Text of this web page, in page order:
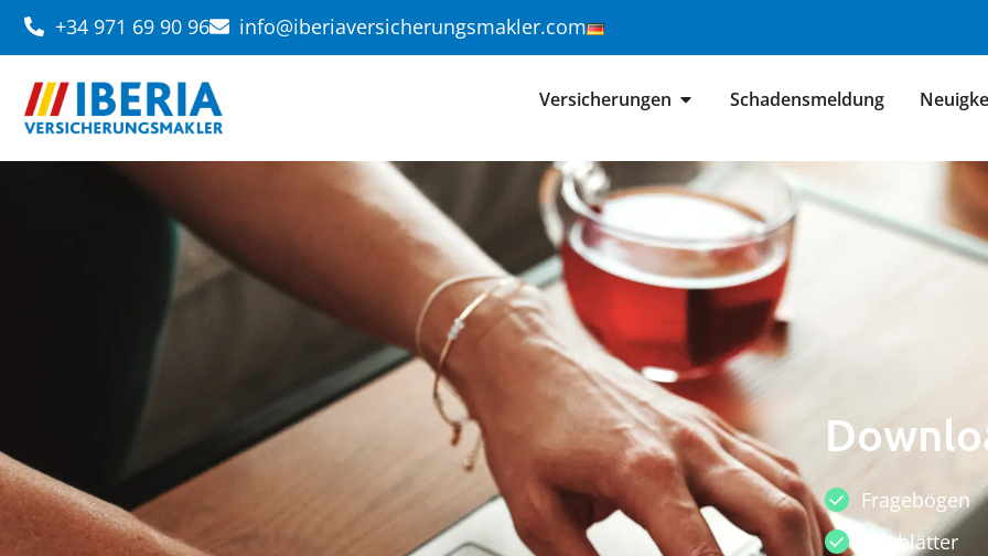
+34 971 69 90 96 info@iberiaversicherungsmakler.com
Versicherungen Schadensmeldung
Fragebögen
Infoblätter